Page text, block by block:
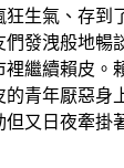
生氣、存到
發洩般地暢
裡繼續賴皮。
青年厭惡身
又日夜牽掛